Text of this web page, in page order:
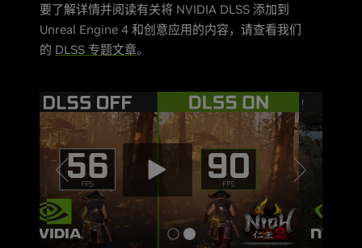
要了解详情并阅读有关将 NVIDIA DLSS 添加到
Unreal Engine 4 和创意应用的内容，请查看我们
的 DLSS 专题文章。